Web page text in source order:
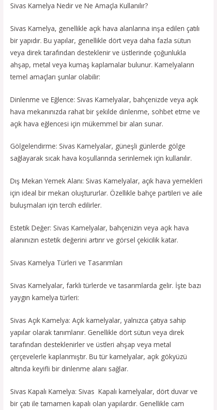
Sivas Kamelya Nedir ve Ne Amaçla Kullanılır?
Sivas Kamelya, genellikle açık hava alanlarına inşa edilen çatılı
bir yapıdır. Bu yapılar, genellikle dört veya daha fazla sütun
veya direk tarafından desteklenir ve üstlerinde çoğunlukla
ahşap, metal veya kumaş kaplamalar bulunur. Kamelyaların
temel amaçları şunlar olabilir:
Dinlenme ve Eğlence: Sivas Kamelyalar, bahçenizde veya açık
hava mekanınızda rahat bir şekilde dinlenme, sohbet etme ve
açık hava eğlencesi için mükemmel bir alan sunar.
Gölgelendirme: Sivas Kamelyalar, güneşli günlerde gölge
sağlayarak sıcak hava koşullarında serinlemek için kullanılır.
Dış Mekan Yemek Alanı: Sivas Kamelyalar, açık hava yemekleri
için ideal bir mekan oluştururlar. Özellikle bahçe partileri ve aile
buluşmaları için tercih edilirler.
Estetik Değer: Sivas Kamelyalar, bahçenizin veya açık hava
alanınızın estetik değerini artırır ve görsel çekicilik katar.
Sivas Kamelya Türleri ve Tasarımları
Sivas Kamelyalar, farklı türlerde ve tasarımlarda gelir. İşte bazı
yaygın kamelya türleri:
Sivas Açık Kamelya: Açık kamelyalar, yalnızca çatıya sahip
yapılar olarak tanımlanır. Genellikle dört sütun veya direk
tarafından desteklenirler ve üstleri ahşap veya metal
çerçevelerle kaplanmıştır. Bu tür kamelyalar, açık gökyüzü
altında keyifli bir dinlenme alanı sağlar.
Sivas Kapalı Kamelya: Sivas Kapalı kamelyalar, dört duvar ve
bir çatı ile tamamen kapalı olan yapılardır. Genellikle cam